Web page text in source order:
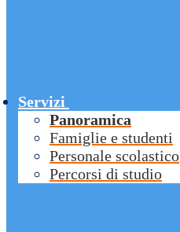
Servizi
Panoramica
Famiglie e studenti
Personale scolastico
Percorsi di studio